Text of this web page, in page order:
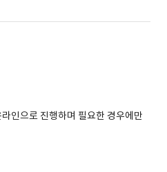
인으로 진행하며 필요한 경우에만